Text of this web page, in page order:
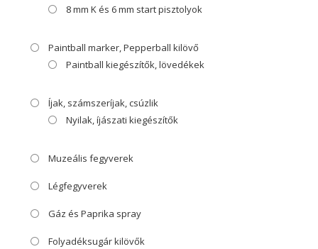
8 mm K és 6 mm start pisztolyok
Paintball marker, Pepperball kilövő
Paintball kiegészítők, lövedékek
Íjak, számszeríjak, csúzlik
Nyilak, íjászati kiegészítők
Muzeális fegyverek
Légfegyverek
Gáz és Paprika spray
Folyadéksugár kilövők